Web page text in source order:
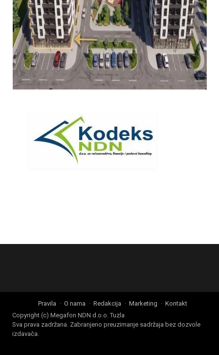
Pravila O nama Redakcija Marketing
Kontakt
Copyright (c) Megafon NDN d.o.o. Tuzla
Sva prava zadržana. Zabranjeno preuzimanje sadržaja bez dozvole
izdavača.